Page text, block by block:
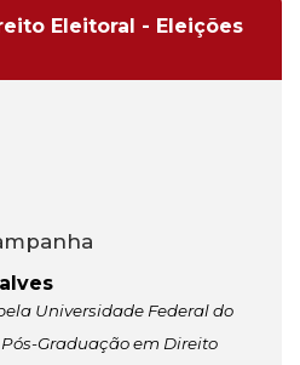
Eleitoral - Eleições
Universidade Federal do
Graduação em Direito